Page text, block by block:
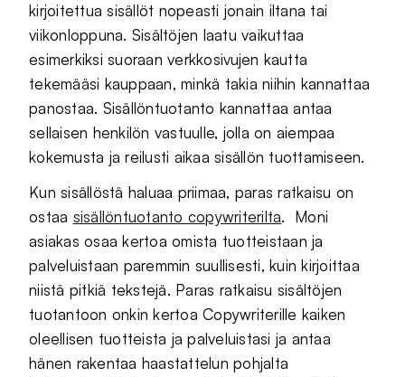
kirjoitettua sisällöt nopeasti jonain iltana tai
viikonloppuna. Sisältöjen laatu vaikuttaa
esimerkiksi suoraan verkkosivujen kautta
tekemääsi kauppaan, minkä takia niihin kannattaa
panostaa. Sisällöntuotanto kannattaa antaa
sellaisen henkilön vastuulle, jolla on aiempaa
kokemusta ja reilusti aikaa sisällön tuottamiseen.
Kun sisällöstä haluaa priimaa, paras ratkaisu on
ostaa sisällöntuotanto copywriterilta. Moni
asiakas osaa kertoa omista tuotteistaan ja
palveluistaan paremmin suullisesti, kuin kirjoittaa
niistä pitkiä tekstejä. Paras ratkaisu sisältöjen
tuotantoon onkin kertoa Copywriterille kaiken
oleellisen tuotteista ja palveluistasi ja antaa
hänen rakentaa haastattelun pohjalta